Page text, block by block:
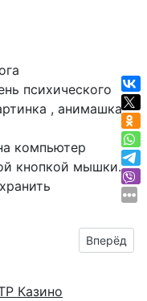
психического
, анимашка
компьютер
кнопкой мышки.
октябре Вперёд
Казино